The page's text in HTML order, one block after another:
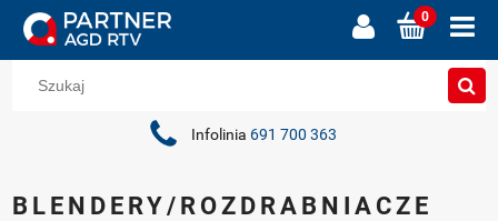
Infolinia 691 700 363
BLENDERY/ROZDRABNIACZE